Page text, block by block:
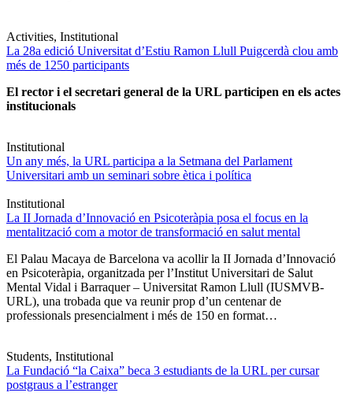
Activities, Institutional
La 28a edició Universitat d’Estiu Ramon Llull Puigcerdà clou amb
més de 1250 participants
El rector i el secretari general de la URL participen en els actes
institucionals
Institutional
Un any més, la URL participa a la Setmana del Parlament
Universitari amb un seminari sobre ètica i política
Institutional
La II Jornada d’Innovació en Psicoteràpia posa el focus en la
mentalització com a motor de transformació en salut mental
El Palau Macaya de Barcelona va acollir la II Jornada d’Innovació
en Psicoteràpia, organitzada per l’Institut Universitari de Salut
Mental Vidal i Barraquer – Universitat Ramon Llull (IUSMVB-
URL), una trobada que va reunir prop d’un centenar de
professionals presencialment i més de 150 en format…
Students, Institutional
La Fundació “la Caixa” beca 3 estudiants de la URL per cursar
postgraus a l’estranger